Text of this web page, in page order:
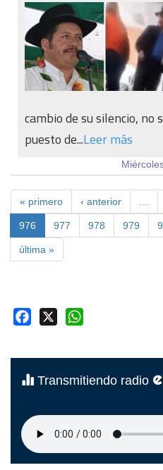
cambio de su silencio,
puesto de...Leer más
« primero ‹ anterior
976 977 978 979
última »
Facebook
Transmitiendo radio